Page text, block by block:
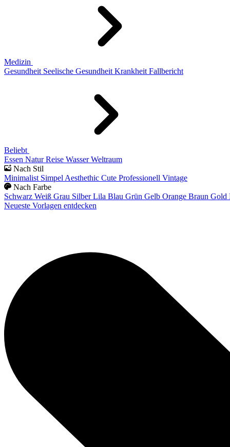
Medizin
Gesundheit Seelische Gesundheit Krankheit Fallbericht
Beliebt
Essen Natur Reise Wasser Weltraum
Nach Stil
Minimalist Simpel Aesthethic Cute Professionell Vintage
Nach Farbe
Schwarz Weiß Grau Silber Lila Blau Grün Gelb Orange Braun Gold
Neueste Vorlagen entdecken